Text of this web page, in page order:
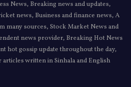
News, Breaking news and updates,
news, Business and finance news, A
many sources, Stock Market News and
news provider, Breaking Hot News
hot gossip update throughout the day,
written in Sinhala and English